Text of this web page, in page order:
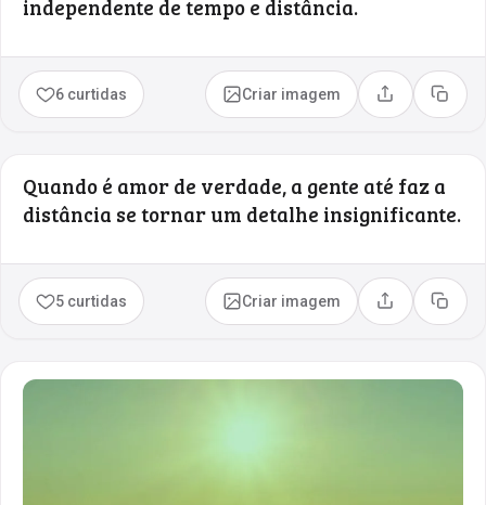
independente de tempo e distância.
6 curtidas Criar imagem Compartilhar
Copiar
Quando é amor de verdade, a gente até faz a
distância se tornar um detalhe insignificante.
5 curtidas Criar imagem Compartilhar
Copiar